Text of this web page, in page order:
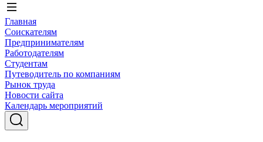
Главная
Соискателям
Предпринимателям
Работодателям
Студентам
Путеводитель по компаниям
Рынок труда
Новости сайта
Календарь мероприятий